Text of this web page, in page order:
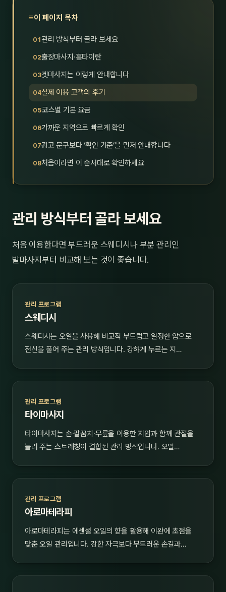
경북
1인
이 페이지 목차
관리 방식부터 골라 보세요
출장마사지·홈타이란
겟마사지는 이렇게 안내합니다
실제 이용 고객의 후기
코스별 기본 요금
가까운 지역으로 빠르게 확인
광고 문구보다 ‘확인 기준’을 먼저 안내합니다
처음이라면 이 순서대로 확인하세요
관리 방식부터 골라 보세요
처음 이용한다면 부드러운 스웨디시나 부분 관리인
발마사지부터 비교해 보는 것이 좋습니다.
관리 프로그램
스웨디시
스웨디시는 오일을 사용해 비교적 부드럽고 일정한 압으로
전신을 풀어 주는 관리 방식입니다. 강하게 누르는 지…
관리 프로그램
타이마사지
타이마사지는 손·팔꿈치·무릎을 이용한 지압과 함께 관절을
늘려 주는 스트레칭이 결합된 관리 방식입니다. 오일…
관리 프로그램
아로마테라피
아로마테라피는 에센셜 오일의 향을 활용해 이완에 초점을
맞춘 오일 관리입니다. 강한 자극보다 부드러운 손길과…